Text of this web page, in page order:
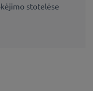
stotelėse